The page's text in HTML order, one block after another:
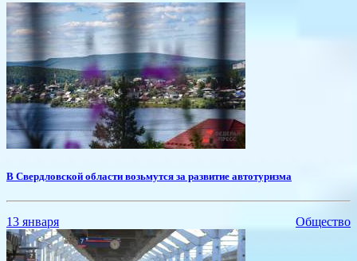
В Свердловской области возьмутся за развитие автотуризма
13 января Общество